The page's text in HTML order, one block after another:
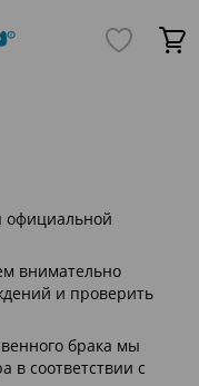
официальной
внимательно
и проверить
брака мы
в соответствии с